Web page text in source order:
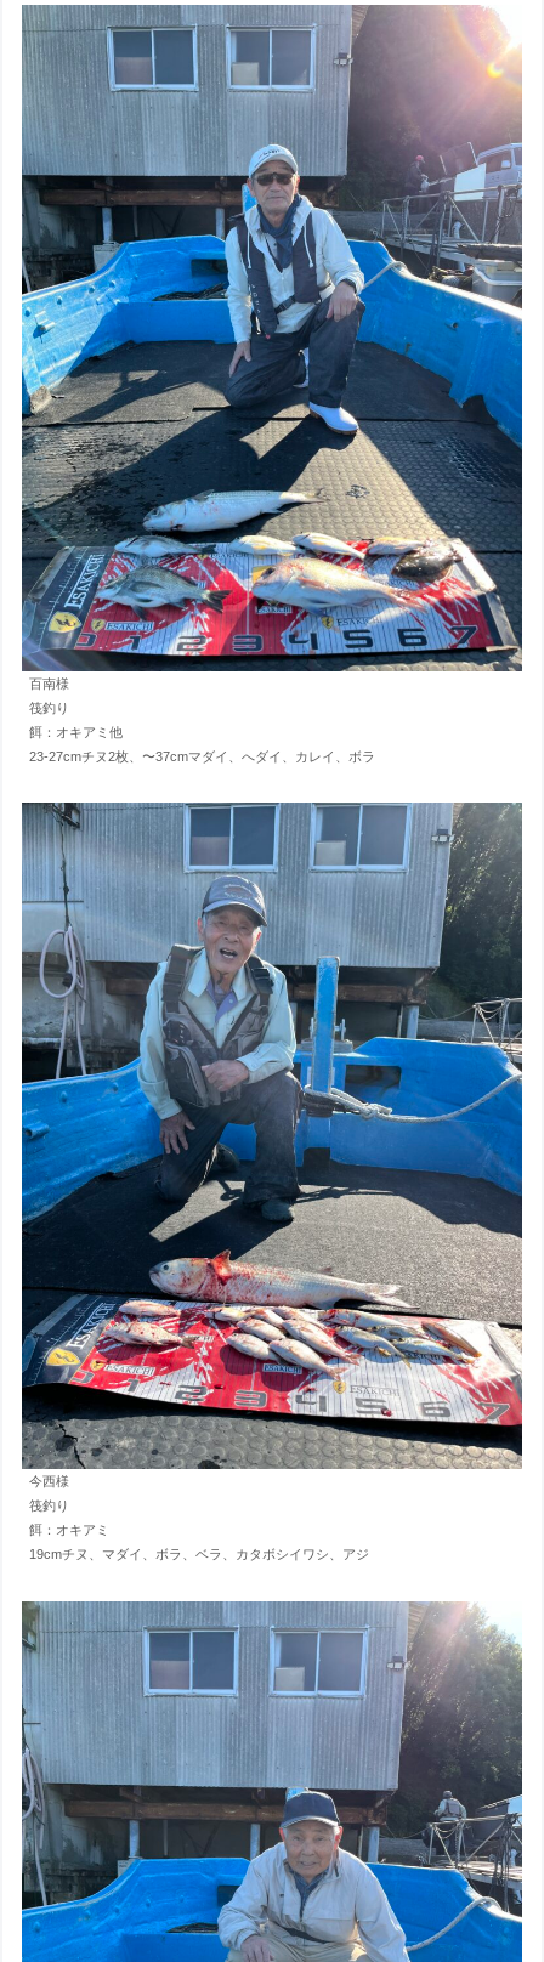
百南様
筏釣り
餌：オキアミ他
23-27cmチヌ2枚、〜37cmマダイ、へダイ、カレイ、ボラ
今西様
筏釣り
餌：オキアミ
19cmチヌ、マダイ、ボラ、ベラ、カタボシイワシ、アジ